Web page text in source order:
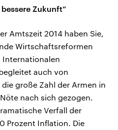
Zukunft“
Amtszeit 2014 haben Sie,
Wirtschaftsreformen
Internationalen
auch von
große Zahl der Armen in
nach sich gezogen.
Verfall der
Prozent Inflation. Die